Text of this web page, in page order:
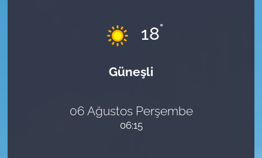
18°
Güneşli
06 Ağustos Perşembe
06:15